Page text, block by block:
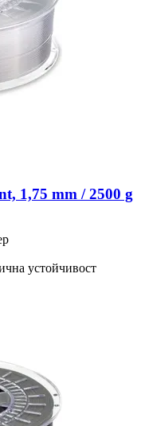
1,75 mm / 2500 g
устойчивост